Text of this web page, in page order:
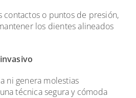
o puntos de presión,
los dientes alineados
ni genera molestias
técnica segura y cómoda